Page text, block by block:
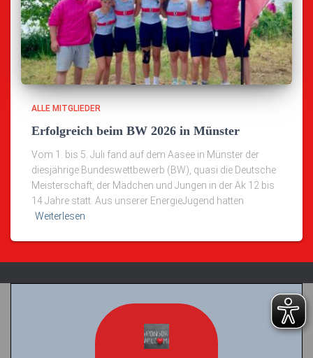
ALLE MITGLIEDER
Erfolgreich beim BW 2026 in Münster
Vom 1. bis 5. Juli fand auf dem Aasee in Münster der
diesjährige Bundeswettbewerb (BW), quasi die Deutsche
Meisterschaft, der Mädchen und Jungen in der Ak 12 bis
14 Jahre statt. Aus unserer EnergieJugend hatten
Weiterlesen